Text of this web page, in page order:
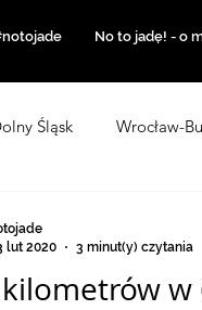
No to jadę! - o
Śląsk Wrocław-
Afryka Odra-Nysaw
lut 2020
3 minut(y) czytania